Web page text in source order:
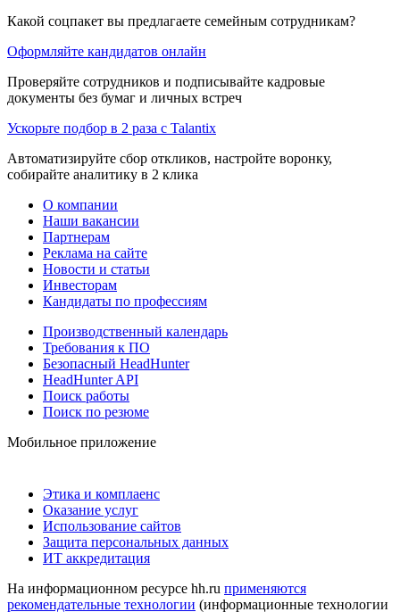
Какой соцпакет вы предлагаете семейным сотрудникам?
Оформляйте кандидатов онлайн
Проверяйте сотрудников и подписывайте кадровые
документы без бумаг и личных встреч
Ускорьте подбор в 2 раза с Talantix
Автоматизируйте сбор откликов, настройте воронку,
собирайте аналитику в 2 клика
О компании
Наши вакансии
Партнерам
Реклама на сайте
Новости и статьи
Инвесторам
Кандидаты по профессиям
Производственный календарь
Требования к ПО
Безопасный HeadHunter
HeadHunter API
Поиск работы
Поиск по резюме
Мобильное приложение
Этика и комплаенс
Оказание услуг
Использование сайтов
Защита персональных данных
ИТ аккредитация
На информационном ресурсе hh.ru применяются
рекомендательные технологии (информационные технологии